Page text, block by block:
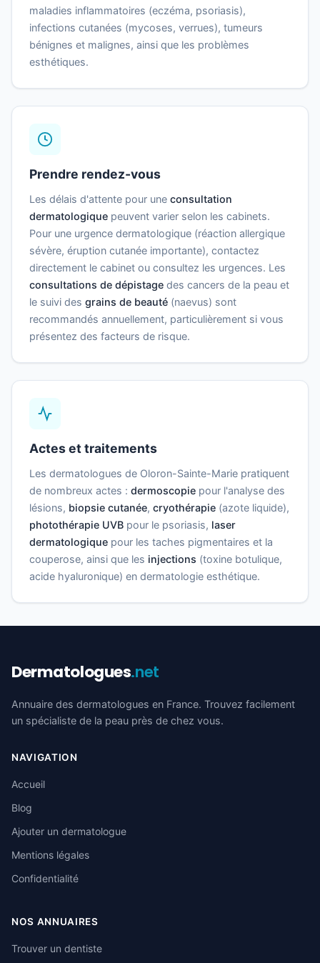
maladies inflammatoires (eczéma, psoriasis),
infections cutanées (mycoses, verrues), tumeurs
bénignes et malignes, ainsi que les problèmes
esthétiques.
Prendre rendez-vous
Les délais d'attente pour une consultation
dermatologique peuvent varier selon les cabinets.
Pour une urgence dermatologique (réaction allergique
sévère, éruption cutanée importante), contactez
directement le cabinet ou consultez les urgences. Les
consultations de dépistage des cancers de la peau et
le suivi des grains de beauté (naevus) sont
recommandés annuellement, particulièrement si vous
présentez des facteurs de risque.
Actes et traitements
Les dermatologues de Oloron-Sainte-Marie pratiquent
de nombreux actes : dermoscopie pour l'analyse des
lésions, biopsie cutanée, cryothérapie (azote liquide),
photothérapie UVB pour le psoriasis, laser
dermatologique pour les taches pigmentaires et la
couperose, ainsi que les injections (toxine botulique,
acide hyaluronique) en dermatologie esthétique.
Dermatologues.net
Annuaire des dermatologues en France. Trouvez facilement
un spécialiste de la peau près de chez vous.
NAVIGATION
Accueil
Blog
Ajouter un dermatologue
Mentions légales
Confidentialité
NOS ANNUAIRES
Trouver un dentiste